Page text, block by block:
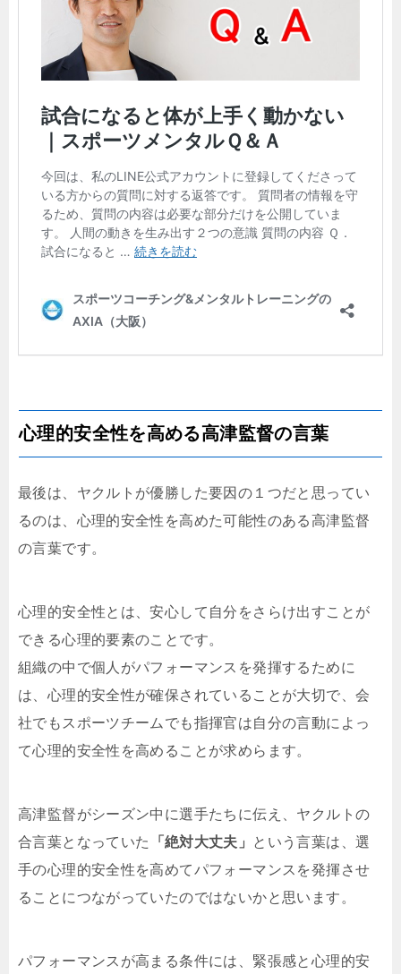
心理的安全性を高める高津監督の言葉
最後は、ヤクルトが優勝した要因の１つだと思ってい
るのは、心理的安全性を高めた可能性のある高津監督
の言葉です。
心理的安全性とは、安心して自分をさらけ出すことが
できる心理的要素のことです。
組織の中で個人がパフォーマンスを発揮するために
は、心理的安全性が確保されていることが大切で、会
社でもスポーツチームでも指揮官は自分の言動によっ
て心理的安全性を高めることが求めらます。
高津監督がシーズン中に選手たちに伝え、ヤクルトの
合言葉となっていた
「絶対大丈夫」
という言葉は、選
手の心理的安全性を高めてパフォーマンスを発揮させ
ることにつながっていたのではないかと思います。
パフォーマンスが高まる条件には、緊張感と心理的安